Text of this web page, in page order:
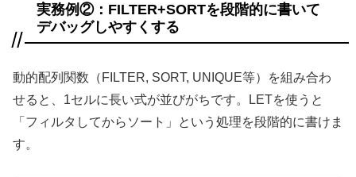
実務例②：FILTER+SORTを段階的に書いて
デバッグしやすくする
動的配列関数（FILTER, SORT, UNIQUE等）を組み合わ
せると、1セルに長い式が並びがちです。LETを使うと
「フィルタしてからソート」という処理を段階的に書けま
す。